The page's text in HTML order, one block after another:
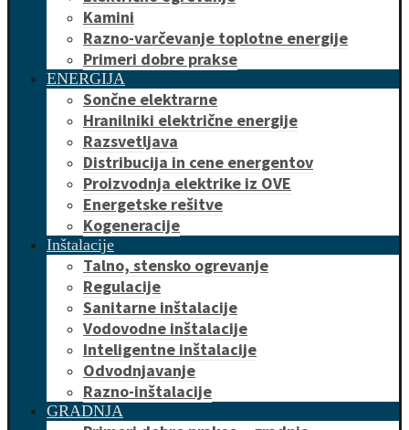
Kamini
Razno-varčevanje toplotne energije
Primeri dobre prakse
ENERGIJA
Sončne elektrarne
Hranilniki električne energije
Razsvetljava
Distribucija in cene energentov
Proizvodnja elektrike iz OVE
Energetske rešitve
Kogeneracije
Inštalacije
Talno, stensko ogrevanje
Regulacije
Sanitarne inštalacije
Vodovodne inštalacije
Inteligentne inštalacije
Odvodnjavanje
Razno-inštalacije
GRADNJA